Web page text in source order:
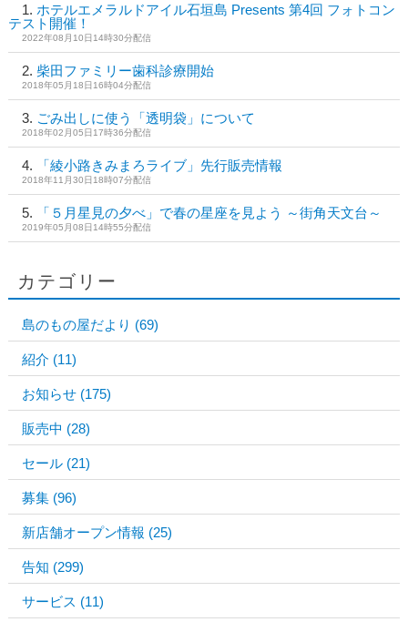
ホテルエメラルドアイル石垣島 Presents 第4回 フォトコン
テスト開催！
2022年08月10日14時30分配信
柴田ファミリー歯科診療開始
2018年05月18日16時04分配信
ごみ出しに使う「透明袋」について
2018年02月05日17時36分配信
「綾小路きみまろライブ」先行販売情報
2018年11月30日18時07分配信
「５月星見の夕べ」で春の星座を見よう ～街角天文台～
2019年05月08日14時55分配信
カテゴリー
島のもの屋だより (69)
紹介 (11)
お知らせ (175)
販売中 (28)
セール (21)
募集 (96)
新店舗オープン情報 (25)
告知 (299)
サービス (11)